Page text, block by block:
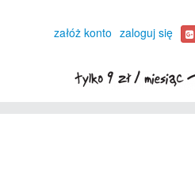
załóż konto zaloguj się